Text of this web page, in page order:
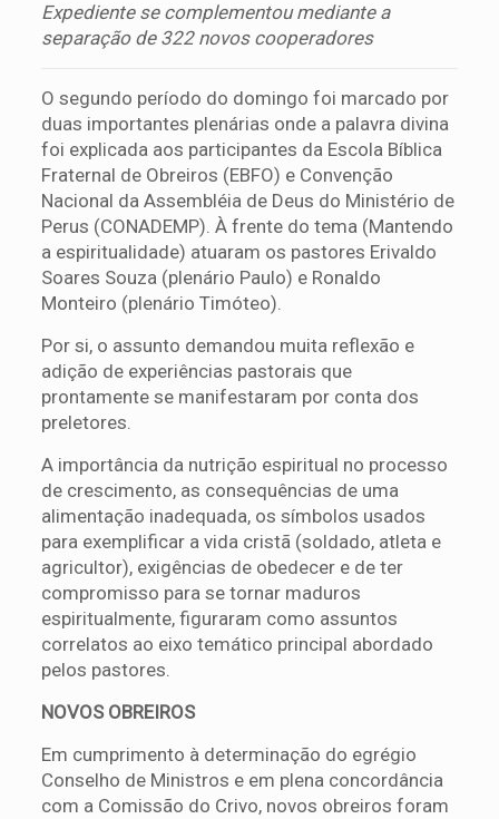
Expediente se complementou mediante a
separação de 322 novos cooperadores
O segundo período do domingo foi marcado por
duas importantes plenárias onde a palavra divina
foi explicada aos participantes da Escola Bíblica
Fraternal de Obreiros (EBFO) e Convenção
Nacional da Assembléia de Deus do Ministério de
Perus (CONADEMP). À frente do tema (Mantendo
a espiritualidade) atuaram os pastores Erivaldo
Soares Souza (plenário Paulo) e Ronaldo
Monteiro (plenário Timóteo).
Por si, o assunto demandou muita reflexão e
adição de experiências pastorais que
prontamente se manifestaram por conta dos
preletores.
A importância da nutrição espiritual no processo
de crescimento, as consequências de uma
alimentação inadequada, os símbolos usados
para exemplificar a vida cristã (soldado, atleta e
agricultor), exigências de obedecer e de ter
compromisso para se tornar maduros
espiritualmente, figuraram como assuntos
correlatos ao eixo temático principal abordado
pelos pastores.
NOVOS OBREIROS
Em cumprimento à determinação do egrégio
Conselho de Ministros e em plena concordância
com a Comissão do Crivo, novos obreiros foram